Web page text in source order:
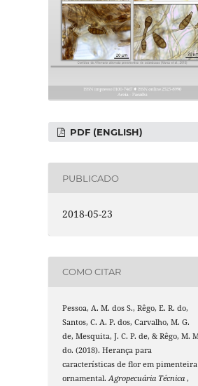
PDF (ENGLISH)
PUBLICADO
2018-05-23
COMO CITAR
Pessoa, A. M. dos S., Rêgo, E. R. do,
Santos, C. A. P. dos, Carvalho, M. G.
de, Mesquita, J. C. P. de, & Rêgo, M.
do. (2018). Herança para
características de flor em pimenteira
ornamental.Agropecuária Técnica,